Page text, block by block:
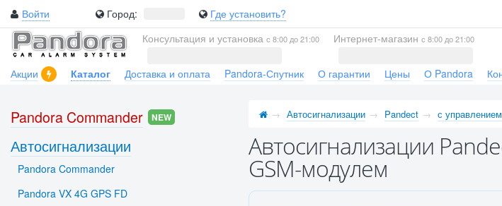
Войти Город: Где установить?
Консультация и установка с 8:00 до 21:00 Интернет-магазин с 8:00 до 21:00
Акции
Каталог Доставка и оплата Pandora-Спутник О гарантии Цены О Pandora
Автосигнализации Pandect с
Автосигнализации
GSM-модулем
Pandora Commander NEW
Автосигнализации
Pandora Commander
Pandora VX 4G GPS FD